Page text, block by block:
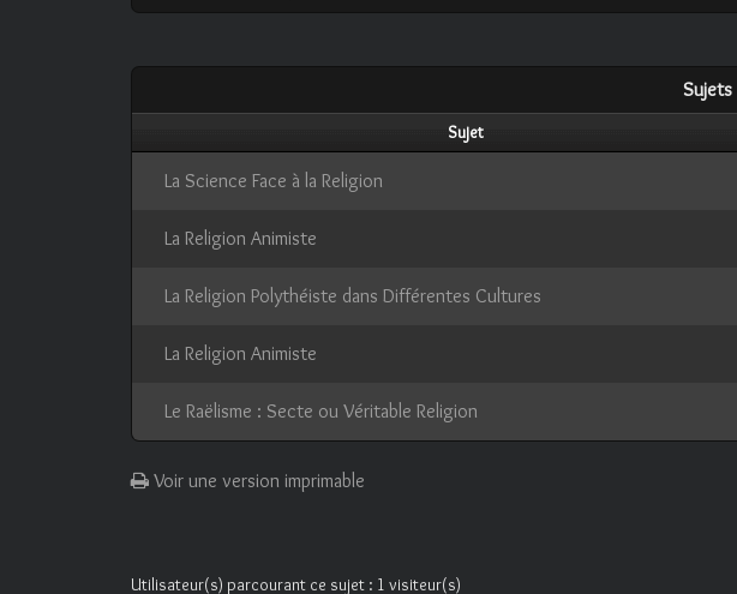
Sujets
Sujet
La Science Face à la Religion
La Religion Animiste
La Religion Polythéiste dans Différentes Cultures
La Religion Animiste
Le Raëlisme : Secte ou Véritable Religion
Voir une version imprimable
Utilisateur(s) parcourant ce sujet : 1 visiteur(s)